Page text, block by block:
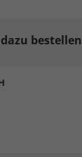
bestellen